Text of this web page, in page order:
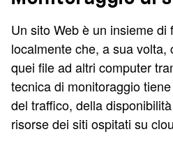
Un sito Web è un insieme di
localmente che, a sua
quei file ad altri computer
tecnica di monitoraggio
del traffico, della
risorse dei siti ospitati su